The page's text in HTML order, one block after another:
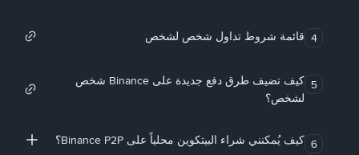
4 قائمة شروط تداول شخص لشخص
5
كيف تضيف طرق دفع جديدة على Binance شخص
لشخص؟
6 كيف يُمكنني شراء البيتكوين محلياً على Binance P2P؟